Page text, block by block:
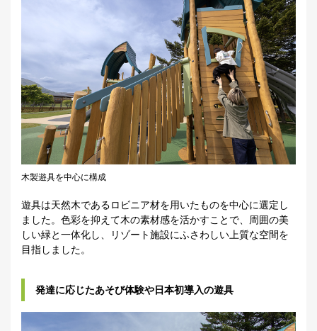
木製遊具を中心に構成
遊具は天然木であるロビニア材を用いたものを中心に選定し
ました。色彩を抑えて木の素材感を活かすことで、周囲の美
しい緑と一体化し、リゾート施設にふさわしい上質な空間を
目指しました。
発達に応じたあそび体験や日本初導入の遊具